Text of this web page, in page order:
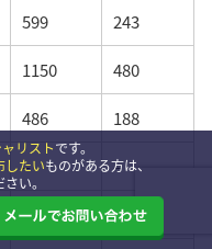
599 243
1150 480
486 188
– –
– –
リストです。
したいものがある方は、
い。